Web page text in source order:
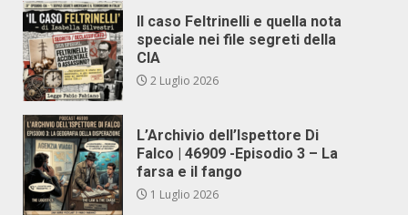
Il caso Feltrinelli e quella nota
speciale nei file segreti della
CIA
2 Luglio 2026
L’Archivio dell’Ispettore Di
Falco | 46909 -Episodio 3 – La
farsa e il fango
1 Luglio 2026